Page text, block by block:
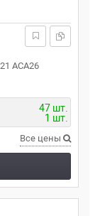
ACA26
47 шт.
1 шт.
Все цены